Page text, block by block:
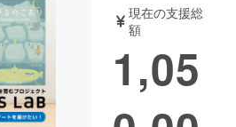
ガジェット
書籍・雑誌
チャレンジ
現在の支援総
額
1,05